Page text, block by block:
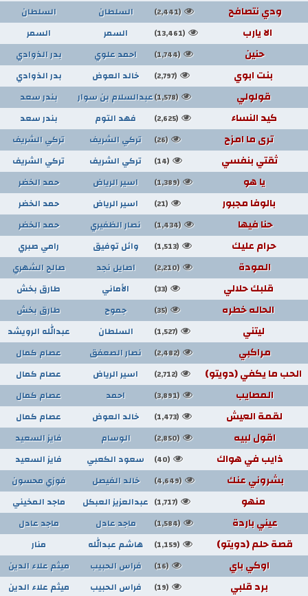
ودي نتصافح (2,441) السلطان السلطان
الا يارب (13,461) السمر السمر
حنين (1,744) احمد علوي بدر الذوادي
بنت ابوي (2,797) خالد العوض بدر الذوادي
قولولي (1,578) عبدالسلام بن سوار بندر سعد
كيد النساء (2,625) فهد التوم بندر سعد
ترى ما امزح (26) تركي الشريف تركي الشريف
ثقتي بنفسي (14) تركي الشريف تركي الشريف
يا هو (1,389) اسير الرياض حمد الخضر
بالوفا مجبور (21) اسير الرياض حمد الخضر
حنا فيها (1,434) نصار الظفيري حمد الخضر
حرام عليك (1,513) وائل توفيق رامي صبري
المودة (2,210) اصايل نجد صالح الشهري
قلبك حلالي (33) الأماني طارق بخش
الحاله خطره (35) جموح طارق بخش
ليتني (1,527) السلطان عبدالله الرويشد
مراكبي (2,482) نصار الصعفق عصام كمال
الحب ما يكفي (دويتو) (2,712) اسير الرياض عصام كمال
المصايب (3,891) احمد عصام كمال
لقمة العيش (1,473) خالد العوض عصام كمال
اقول لبيه (2,850) الوسام فايز السعيد
ذايب في هواك (40) سعود الكعبي فايز السعيد
بشروني عنك (4,649) خالد الفيصل فوزي محسون
منهو (1,717) عبدالعزيز العبكل ماجد المخيني
عيني باردة (1,584) ماجد عادل ماجد عادل
قصة حلم (دويتو) (1,159) هاشم عبدالله منار
اوكي باي (16) فراس الحبيب ميثم علاء الدين
برد قلبي (19) فراس الحبيب ميثم علاء الدين